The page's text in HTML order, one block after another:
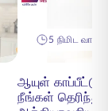
5 நிமிட
ஆயுள் காப்பீட்டு
நீங்கள்